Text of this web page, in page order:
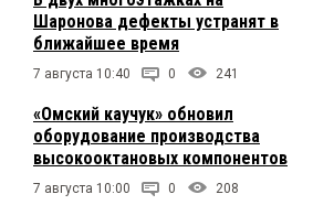
Шаронова дефекты устранят в
ближайшее время
7 августа 10:40 0 241
«Омский каучук» обновил
оборудование производства
высокооктановых компонентов
7 августа 10:00 0 208